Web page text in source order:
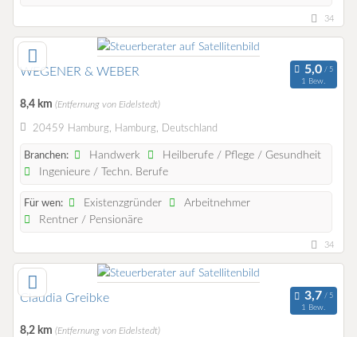
34
WEGENER & WEBER
1 Bew.
8,4 km (Entfernung von Eidelstedt)
20459 Hamburg, Hamburg, Deutschland
Branchen: Handwerk
Heilberufe / Pflege / Gesundheit
Ingenieure / Techn. Berufe
Für wen: Existenzgründer
Arbeitnehmer
Rentner / Pensionäre
34
Claudia Greibke
1 Bew.
8,2 km (Entfernung von Eidelstedt)